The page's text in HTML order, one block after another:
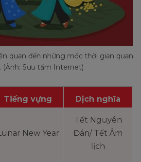
quan đến những mốc thời gian quan
(Ảnh: Sưu tầm Internet)
Tiếng vựng Dịch nghĩa
New Year
Tết Nguyên
Đán/ Tết Âm
lịch